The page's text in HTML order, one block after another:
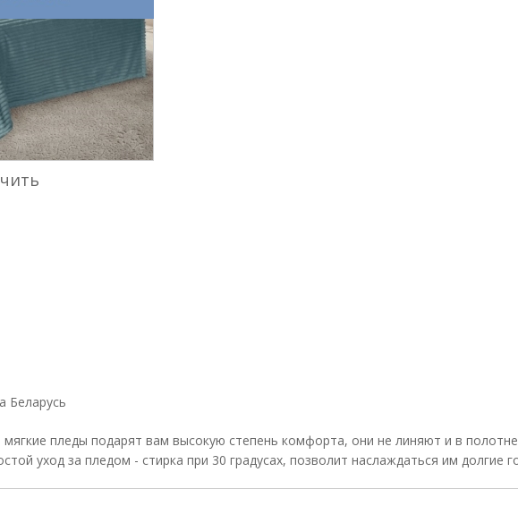
Беларусь
пледы подарят вам высокую степень комфорта, они не линяют и в
уход за пледом - стирка при 30 градусах, позволит наслаждаться им долгие